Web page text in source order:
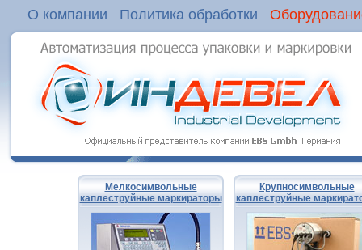
О компании Политика обработки
Мелкосимвольные
каплеструйные маркираторы
Крупносимвольные
каплеструйные